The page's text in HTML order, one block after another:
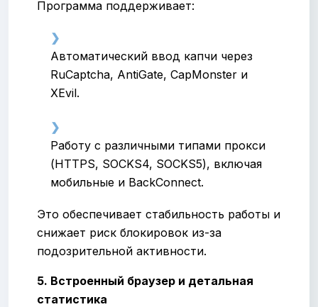
Программа поддерживает:
Автоматический ввод капчи через
RuCaptcha, AntiGate, CapMonster и
XEvil.
Работу с различными типами прокси
(HTTPS, SOCKS4, SOCKS5), включая
мобильные и BackConnect.
Это обеспечивает стабильность работы и
снижает риск блокировок из-за
подозрительной активности.
5. Встроенный браузер и детальная
статистика